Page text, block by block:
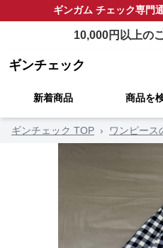
ギンガム チェック専門
10,000円以上の
ギンチェック
新着商品 商品を
ギンチェック TOP › ワンピース